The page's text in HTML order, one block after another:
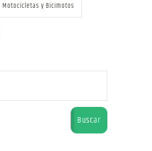
Motocicletas y Bicimotos
Buscar